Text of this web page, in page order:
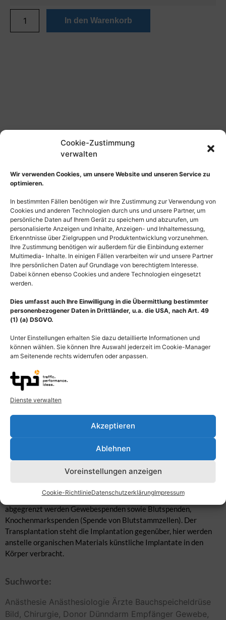
Cookie-Zustimmung
verwalten
Wir verwenden Cookies, um unsere Website und unseren Service zu
optimieren.
In bestimmten Fällen benötigen wir Ihre Zustimmung zur Verwendung von
Cookies und anderen Technologien durch uns und unsere Partner, um
persönliche Daten auf Ihrem Gerät zu speichern und abzurufen, um
personalisierte Anzeigen und Inhalte, Anzeigen- und Inhaltemessung,
Erkenntnisse über Zielgruppen und Produktentwicklung vorzunehmen.
Ihre Zustimmung benötigen wir außerdem für die Einbindung externer
Multimedia- Inhalte. In einigen Fällen verarbeiten wir und unsere Partner
Ihre persönlichen Daten auf Grundlage von berechtigtem Interesse.
Dabei können ebenso Cookies und andere Technologien eingesetzt
werden.
Dies umfasst auch Ihre Einwilligung in die Übermittlung bestimmter
personenbezogener Daten in Drittländer, u.a. die USA, nach Art. 49
(1) (a) DSGVO.
Unter Einstellungen erhalten Sie dazu detaillierte Informationen und
können wählen. Sie können Ihre Auswahl jederzeit im Cookie-Manager
am Seitenende rechts widerrufen oder anpassen.
Dienste verwalten
Akzeptieren
Ablehnen
Voreinstellungen anzeigen
Cookie-RichtlinieDatenschutzerklärungImpressum
In den Warenkorb
Beschreibung
Medizin die Verpflanzung von organischem Material wie Zellen,
Gewebe, Organe oder Organsysteme von einem Spender (Donor)
übertragen bei einer Organtransplantation gesunde Organe oder
Teile von Organen auf einen chronisch schwerstkranken
Menschen. Für eine Transplantation werden Organspenden
dem Tod) werden neben den Organen, die für eine Lebendspende
in Frage kommen, wie Herz, Lunge, Bauchspeicheldrüse und
Dünndarm verwendet. Gesetzliche Voraussetzung dafür ist die
eindeutige Feststellung des Hirntodes. Ziel der Operation ist es,
wiederzugeben und so sein Leben zu retten. Die
streng geregelt. Von der Organspende im engeren Sinn
abgegrenzt werden Gewebespenden sowie Blutspenden,
Knochenmarkspenden (Spende von Blutstammzellen). Der
Transplantation steht die Implantation gegenüber, hier werden
anstelle organischen Materials künstliche Implantate in den
Körper verbracht.
Suchworte:
Anästhesie Anästhesiologie Ärzte Bauchspeicheldrüse
Bild, Chirurgie, Donor Dünndarm Empfänger Gewebe,